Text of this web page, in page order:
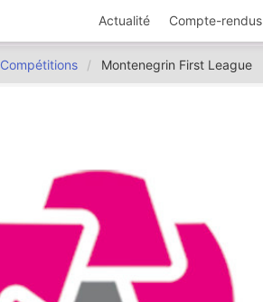
Actualité Compte-rendus
Compétitions Montenegrin First League